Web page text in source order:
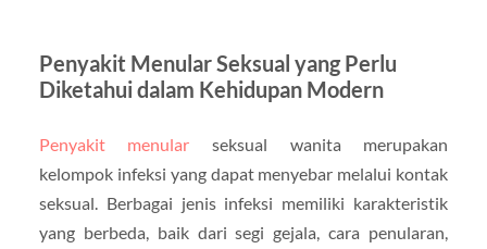
Penyakit Menular Seksual yang Perlu
Diketahui dalam Kehidupan Modern
Penyakit menular seksual wanita merupakan
kelompok infeksi yang dapat menyebar melalui kontak
seksual. Berbagai jenis infeksi memiliki karakteristik
yang berbeda, baik dari segi gejala, cara penularan,